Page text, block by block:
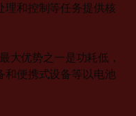
理和控制等任务提供核
大优势之一是功耗低，
和便携式设备等以电池